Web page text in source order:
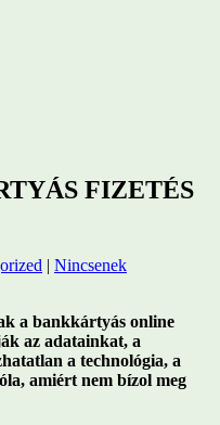
FIZETÉS
| Nincsenek
a bankkártyás online
az adatainkat, a
a technológia, a
amiért nem bízol meg